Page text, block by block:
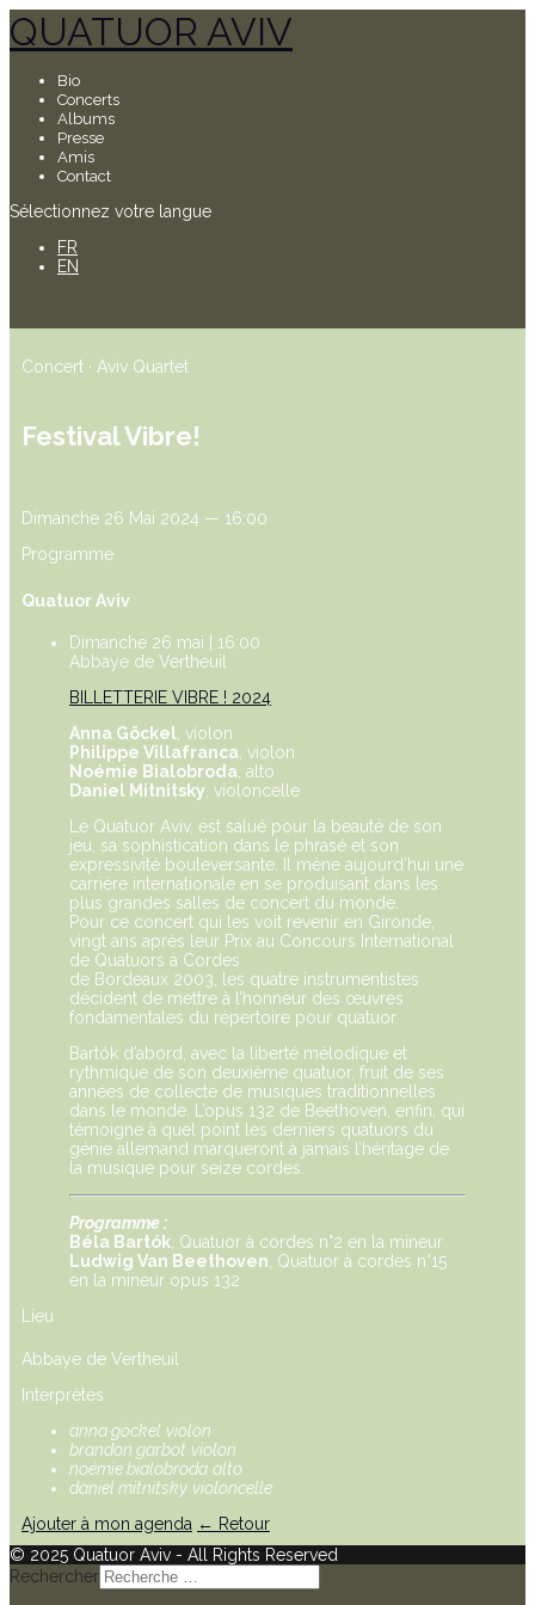
QUATUOR AVIV
Bio
Concerts
Albums
Presse
Amis
Contact
Sélectionnez votre langue
FR
EN
Concert · Aviv Quartet
Festival Vibre!
Dimanche 26 Mai 2024 — 16:00
Programme
Quatuor Aviv
Dimanche 26 mai | 16:00
Abbaye de Vertheuil
BILLETTERIE VIBRE ! 2024
Anna Göckel , violon
Philippe Villafranca , violon
Noémie Bialobroda , alto
Daniel Mitnitsky , violoncelle
Le Quatuor Aviv, est salué pour la beauté de son
jeu, sa sophistication dans le phrasé et son
expressivité bouleversante. Il mène aujourd’hui une
carrière internationale en se produisant dans les
plus grandes salles de concert du monde.
Pour ce concert qui les voit revenir en Gironde,
vingt ans après leur Prix au Concours International
de Quatuors à Cordes
de Bordeaux 2003, les quatre instrumentistes
décident de mettre à l’honneur des œuvres
fondamentales du répertoire pour quatuor.
Bartók d’abord, avec la liberté mélodique et
rythmique de son deuxième quatuor, fruit de ses
années de collecte de musiques traditionnelles
dans le monde. L’opus 132 de Beethoven, enfin, qui
témoigne à quel point les derniers quatuors du
génie allemand marqueront à jamais l’héritage de
la musique pour seize cordes.
Programme :
Béla Bartók , Quatuor à cordes n°2 en la mineur
Ludwig Van Beethoven , Quatuor à cordes n°15
en la mineur opus 132
Lieu
Abbaye de Vertheuil
Interprètes
anna göckel violon
brandon garbot violon
noémie bialobroda alto
daniel mitnitsky violoncelle
Ajouter à mon agenda ← Retour
© 2025 Quatuor Aviv - All Rights Reserved
Rechercher